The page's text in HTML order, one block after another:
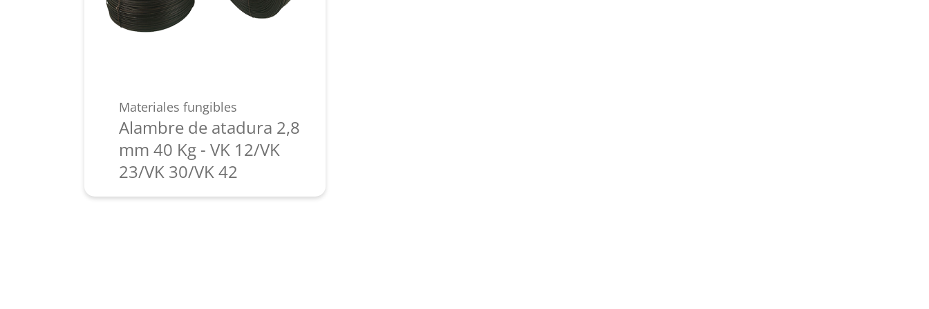
Materiales fungibles
Alambre de atadura 2,8
mm 40 Kg - VK 12/VK
23/VK 30/VK 42